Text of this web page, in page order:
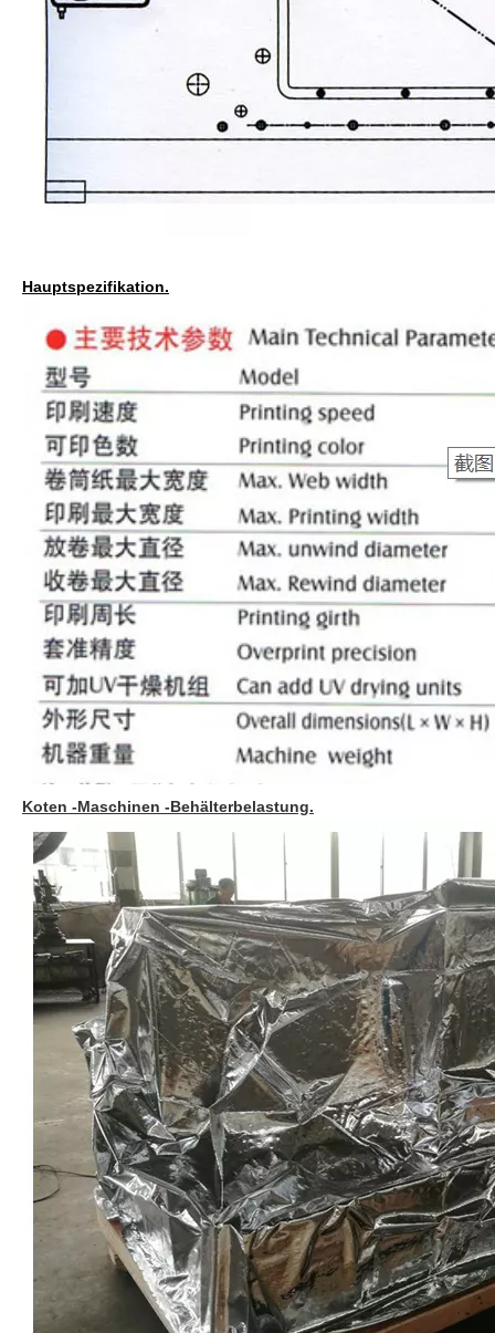
Hauptspezifikation.
Koten -Maschinen -Behälterbelastung.